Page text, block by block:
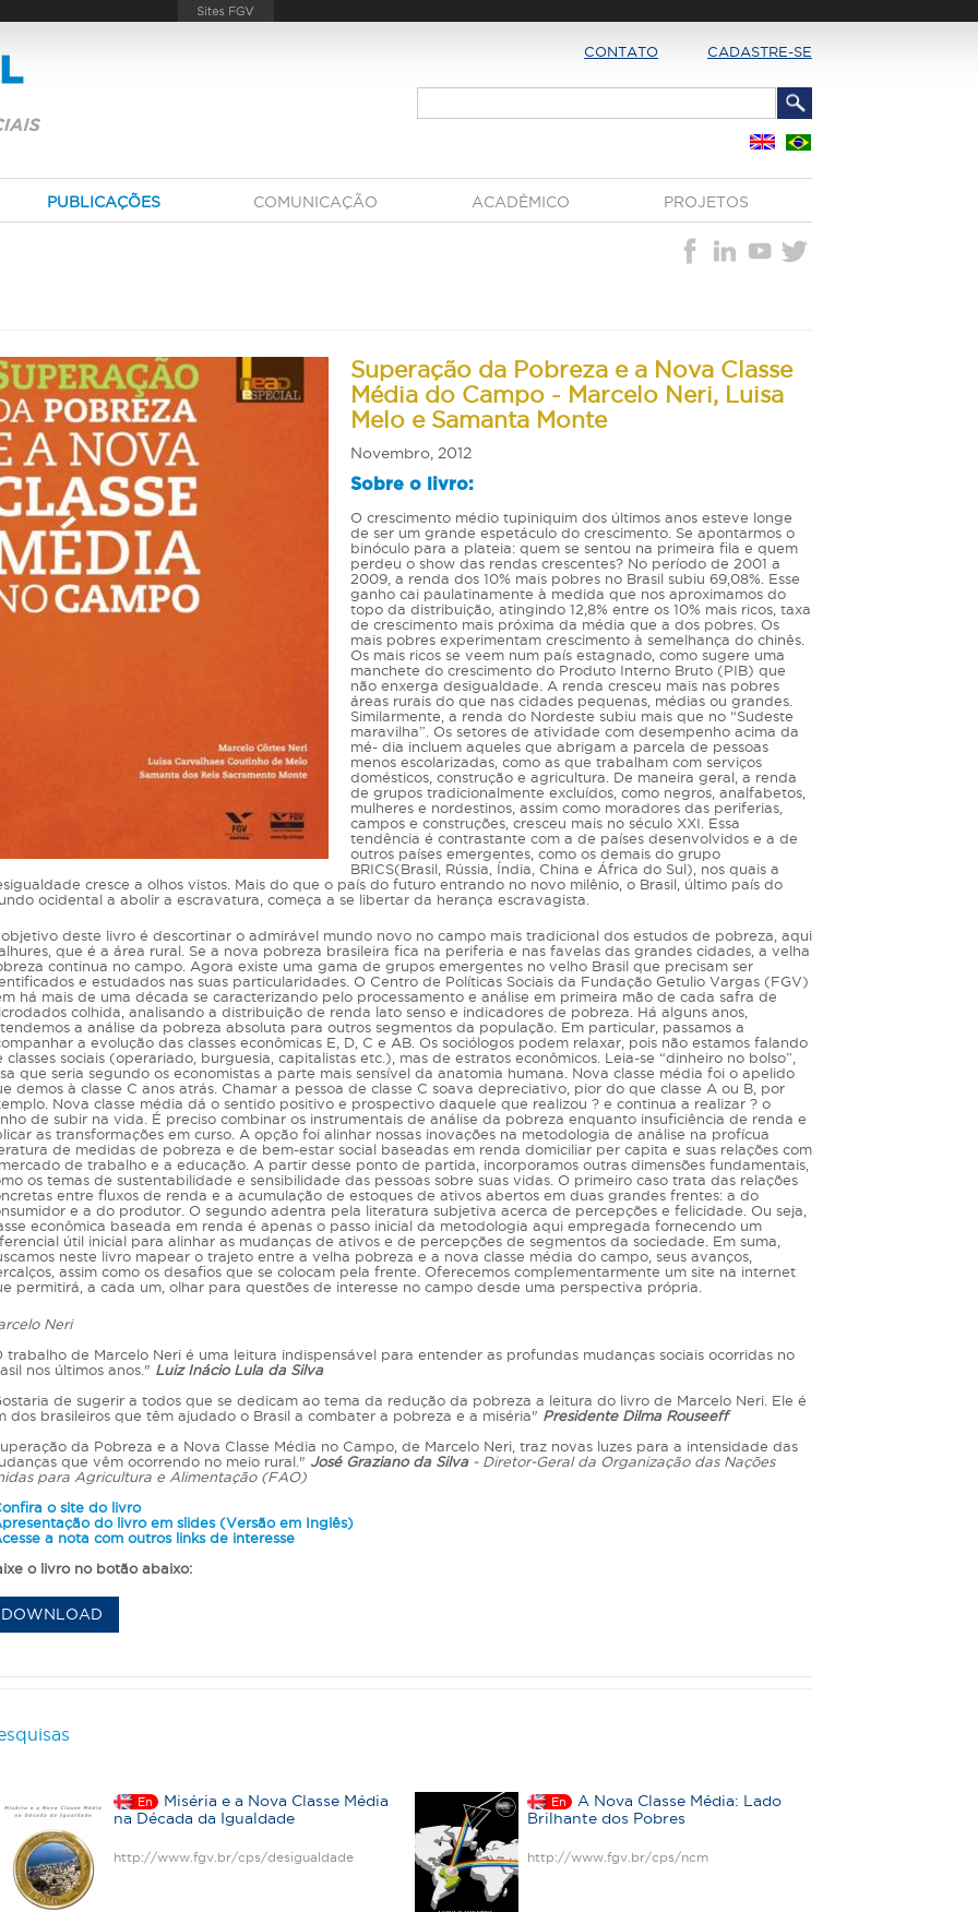
CONTATO CADASTRE-SE
PUBLICAÇÕES COMUNICAÇÃO ACADÊMICO PROJETOS
Superação da Pobreza e a Nova Classe
Média do Campo - Marcelo Neri, Luisa
Melo e Samanta Monte
Novembro, 2012
Sobre o livro:
O crescimento médio tupiniquim dos últimos anos esteve longe
de ser um grande espetáculo do crescimento. Se apontarmos o
binóculo para a plateia: quem se sentou na primeira fila e quem
perdeu o show das rendas crescentes? No período de 2001 a
2009, a renda dos 10% mais pobres no Brasil subiu 69,08%. Esse
ganho cai paulatinamente à medida que nos aproximamos do
topo da distribuição, atingindo 12,8% entre os 10% mais ricos, taxa
de crescimento mais próxima da média que a dos pobres. Os
mais pobres experimentam crescimento à semelhança do chinês.
Os mais ricos se veem num país estagnado, como sugere uma
manchete do crescimento do Produto Interno Bruto (PIB) que
não enxerga desigualdade. A renda cresceu mais nas pobres
áreas rurais do que nas cidades pequenas, médias ou grandes.
Similarmente, a renda do Nordeste subiu mais que no “Sudeste
maravilha”. Os setores de atividade com desempenho acima da
mé- dia incluem aqueles que abrigam a parcela de pessoas
menos escolarizadas, como as que trabalham com serviços
domésticos, construção e agricultura. De maneira geral, a renda
de grupos tradicionalmente excluídos, como negros, analfabetos,
mulheres e nordestinos, assim como moradores das periferias,
campos e construções, cresceu mais no século XXI. Essa
tendência é contrastante com a de países desenvolvidos e a de
outros países emergentes, como os demais do grupo
BRICS(Brasil, Rússia, Índia, China e África do Sul), nos quais a
cresce a olhos vistos. Mais do que o país do futuro entrando no novo milênio, o Brasil, último país do
ocidental a abolir a escravatura, começa a se libertar da herança escravagista.
objetivo deste livro é descortinar o admirável mundo novo no campo mais tradicional dos estudos de pobreza, aqui
que é a área rural. Se a nova pobreza brasileira fica na periferia e nas favelas das grandes cidades, a velha
continua no campo. Agora existe uma gama de grupos emergentes no velho Brasil que precisam ser
e estudados nas suas particularidades. O Centro de Políticas Sociais da Fundação Getulio Vargas (FGV)
há mais de uma década se caracterizando pelo processamento e análise em primeira mão de cada safra de
colhida, analisando a distribuição de renda lato senso e indicadores de pobreza. Há alguns anos,
a análise da pobreza absoluta para outros segmentos da população. Em particular, passamos a
a evolução das classes econômicas E, D, C e AB. Os sociólogos podem relaxar, pois não estamos falando
classes sociais (operariado, burguesia, capitalistas etc.), mas de estratos econômicos. Leia-se “dinheiro no bolso”,
que seria segundo os economistas a parte mais sensível da anatomia humana. Nova classe média foi o apelido
demos à classe C anos atrás. Chamar a pessoa de classe C soava depreciativo, pior do que classe A ou B, por
Nova classe média dá o sentido positivo e prospectivo daquele que realizou ? e continua a realizar ? o
de subir na vida. É preciso combinar os instrumentais de análise da pobreza enquanto insuficiência de renda e
as transformações em curso. A opção foi alinhar nossas inovações na metodologia de análise na profícua
de medidas de pobreza e de bem-estar social baseadas em renda domiciliar per capita e suas relações com
de trabalho e a educação. A partir desse ponto de partida, incorporamos outras dimensões fundamentais,
os temas de sustentabilidade e sensibilidade das pessoas sobre suas vidas. O primeiro caso trata das relações
entre fluxos de renda e a acumulação de estoques de ativos abertos em duas grandes frentes: a do
e a do produtor. O segundo adentra pela literatura subjetiva acerca de percepções e felicidade. Ou seja,
econômica baseada em renda é apenas o passo inicial da metodologia aqui empregada fornecendo um
útil inicial para alinhar as mudanças de ativos e de percepções de segmentos da sociedade. Em suma,
neste livro mapear o trajeto entre a velha pobreza e a nova classe média do campo, seus avanços,
assim como os desafios que se colocam pela frente. Oferecemos complementarmente um site na internet
permitirá, a cada um, olhar para questões de interesse no campo desde uma perspectiva própria.
Neri
trabalho de Marcelo Neri é uma leitura indispensável para entender as profundas mudanças sociais ocorridas no
nos últimos anos." Luiz Inácio Lula da Silva
de sugerir a todos que se dedicam ao tema da redução da pobreza a leitura do livro de Marcelo Neri. Ele é
dos brasileiros que têm ajudado o Brasil a combater a pobreza e a miséria" Presidente Dilma Rouseeff
da Pobreza e a Nova Classe Média no Campo, de Marcelo Neri, traz novas luzes para a intensidade das
que vêm ocorrendo no meio rural." José Graziano da Silva- Diretor-Geral da Organização das Nações
para Agricultura e Alimentação (FAO)
o site do livro
do livro em slides (Versão em Inglês)
a nota com outros links de interesse
o livro no botão abaixo:
DOWNLOAD
En
Miséria e a Nova Classe Média
na Década da Igualdade
http://www.fgv.br/cps/desigualdade
En
A Nova Classe Média: Lado
Brilhante dos Pobres
http://www.fgv.br/cps/ncm